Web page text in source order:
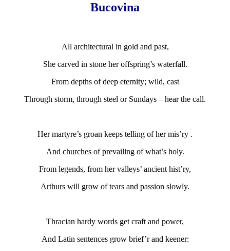
Bucovina
All architectural in gold and past,
She carved in stone her offspring’s waterfall.
From depths of deep eternity; wild, cast
Through storm, through steel or Sundays – hear the call.
Her martyre’s groan keeps telling of her mis’ry .
And churches of prevailing of what’s holy.
From legends, from her valleys’ ancient hist’ry,
Arthurs will grow of tears and passion slowly.
Thracian hardy words get craft and power,
And Latin sentences grow brief’r and keener: